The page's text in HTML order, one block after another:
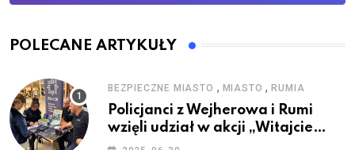
POLECANE ARTYKUŁY
BEZPIECZNE MIASTO , MIASTO ,RUMIA
Policjanci z Wejherowa i Rumi
wzięli udział w akcji „Witajcie
Wakacje”